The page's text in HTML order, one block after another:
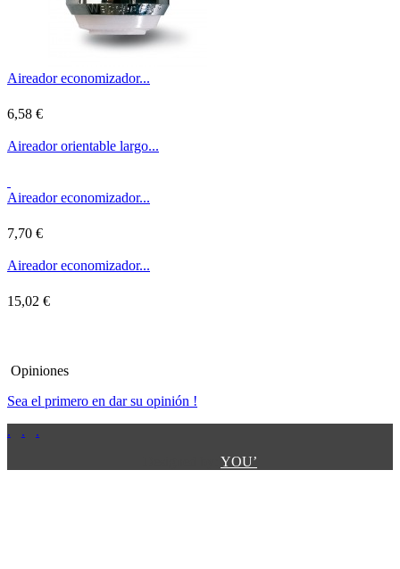
Aireador economizador...
6,58 €
Aireador orientable largo...
Aireador economizador...
7,70 €
Aireador economizador...
15,02 €
Opiniones
Sea el primero en dar su opinión !
.
.
.
YOU’